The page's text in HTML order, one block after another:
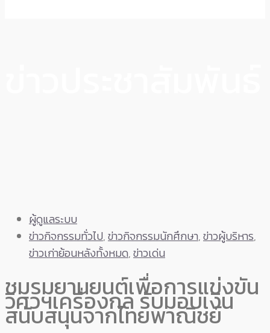
ผู้ดูแลระบบ
ข่าวกิจกรรมทั่วไป,ข่าวกิจกรรมนักศึกษา,ข่าวผู้บริหาร,
ข่าวเก่าย้อนหลังทั้งหมด,ข่าวเด่น
ชมรมยานยนต์เพื่อการแข่งขัน
วิศวฯเครื่องกล รับมอบเงิน
สนับสนุนจากไทยพาณิชย์